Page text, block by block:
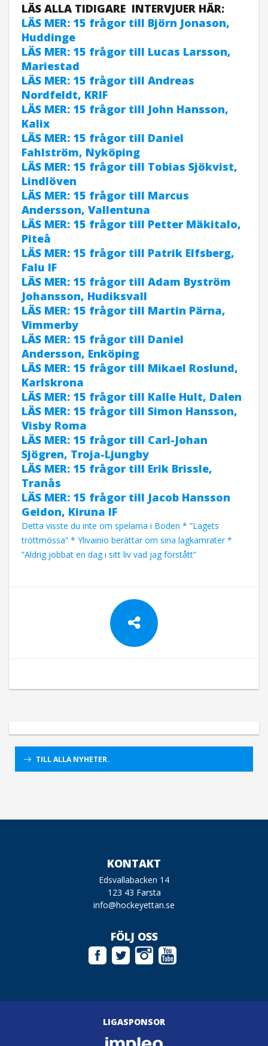
LÄS ALLA TIDIGARE INTERVJUER HÄR:
LÄS MER: 15 frågor till Björn Jonason,
Huddinge
LÄS MER: 15 frågor till Lucas Larsson,
Mariestad
LÄS MER: 15 frågor till Andreas
Nordfeldt, KRIF
LÄS MER: 15 frågor till John Hansson,
Kalix
LÄS MER: 15 frågor till Daniel
Fahlström, Nyköping
LÄS MER: 15 frågor till Tobias Sjökvist,
Lindlöven
LÄS MER: 15 frågor till Marcus
Andersson, Vallentuna
LÄS MER: 15 frågor till Petter Mäkitalo,
Piteå
LÄS MER: 15 frågor till Patrik Elfsberg,
Falu IF
LÄS MER: 15 frågor till Adam Byström
Johansson, Hudiksvall
LÄS MER: 15 frågor till Martin Pärna,
Vimmerby
LÄS MER: 15 frågor till Daniel
Andersson, Enköping
LÄS MER: 15 frågor till Mikael Roslund,
Karlskrona
LÄS MER: 15 frågor till Kalle Hult, Dalen
LÄS MER: 15 frågor till Simon Hansson,
Visby Roma
LÄS MER: 15 frågor till Carl-Johan
Sjögren, Troja-Ljungby
LÄS MER: 15 frågor till Erik Brissle,
Tranås
LÄS MER: 15 frågor till Jacob Hansson
Geidon, Kiruna IF
Detta visste du inte om spelarna i Boden * ”Lagets
tröttmössa” * Ylivainio berättar om sina lagkamrater *
”Aldrig jobbat en dag i sitt liv vad jag förstått”
TILL ALLA NYHETER.
KONTAKT
Edsvallabacken 14
123 43 Farsta
info@hockeyettan.se
FÖLJ OSS
LIGASPONSOR